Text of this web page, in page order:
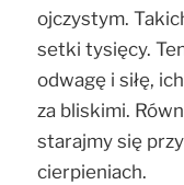
ojczystym.
setki tysięcy.
odwagę i siłę,
za bliskimi.
starajmy się
cierpieniach.